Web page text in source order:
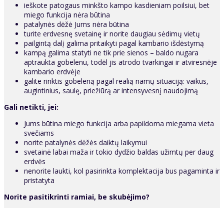
ieškote patogaus minkšto kampo kasdieniam poilsiui, bet
miego funkcija nėra būtina
patalynės dėžė Jums nėra būtina
turite erdvesnę svetainę ir norite daugiau sėdimų vietų
pailgintą dalį galima pritaikyti pagal kambario išdėstymą
kampą galima statyti ne tik prie sienos – baldo nugara
aptraukta gobelenu, todėl jis atrodo tvarkingai ir atviresnėje
kambario erdvėje
galite rinktis gobeleną pagal realią namų situaciją: vaikus,
augintinius, saulę, priežiūrą ar intensyvesnį naudojimą
Gali netikti, jei:
Jums būtina miego funkcija arba papildoma miegama vieta
svečiams
norite patalynės dėžės daiktų laikymui
svetainė labai maža ir tokio dydžio baldas užimtų per daug
erdvės
nenorite laukti, kol pasirinkta komplektacija bus pagaminta ir
pristatyta
Norite pasitikrinti ramiai, be skubėjimo?